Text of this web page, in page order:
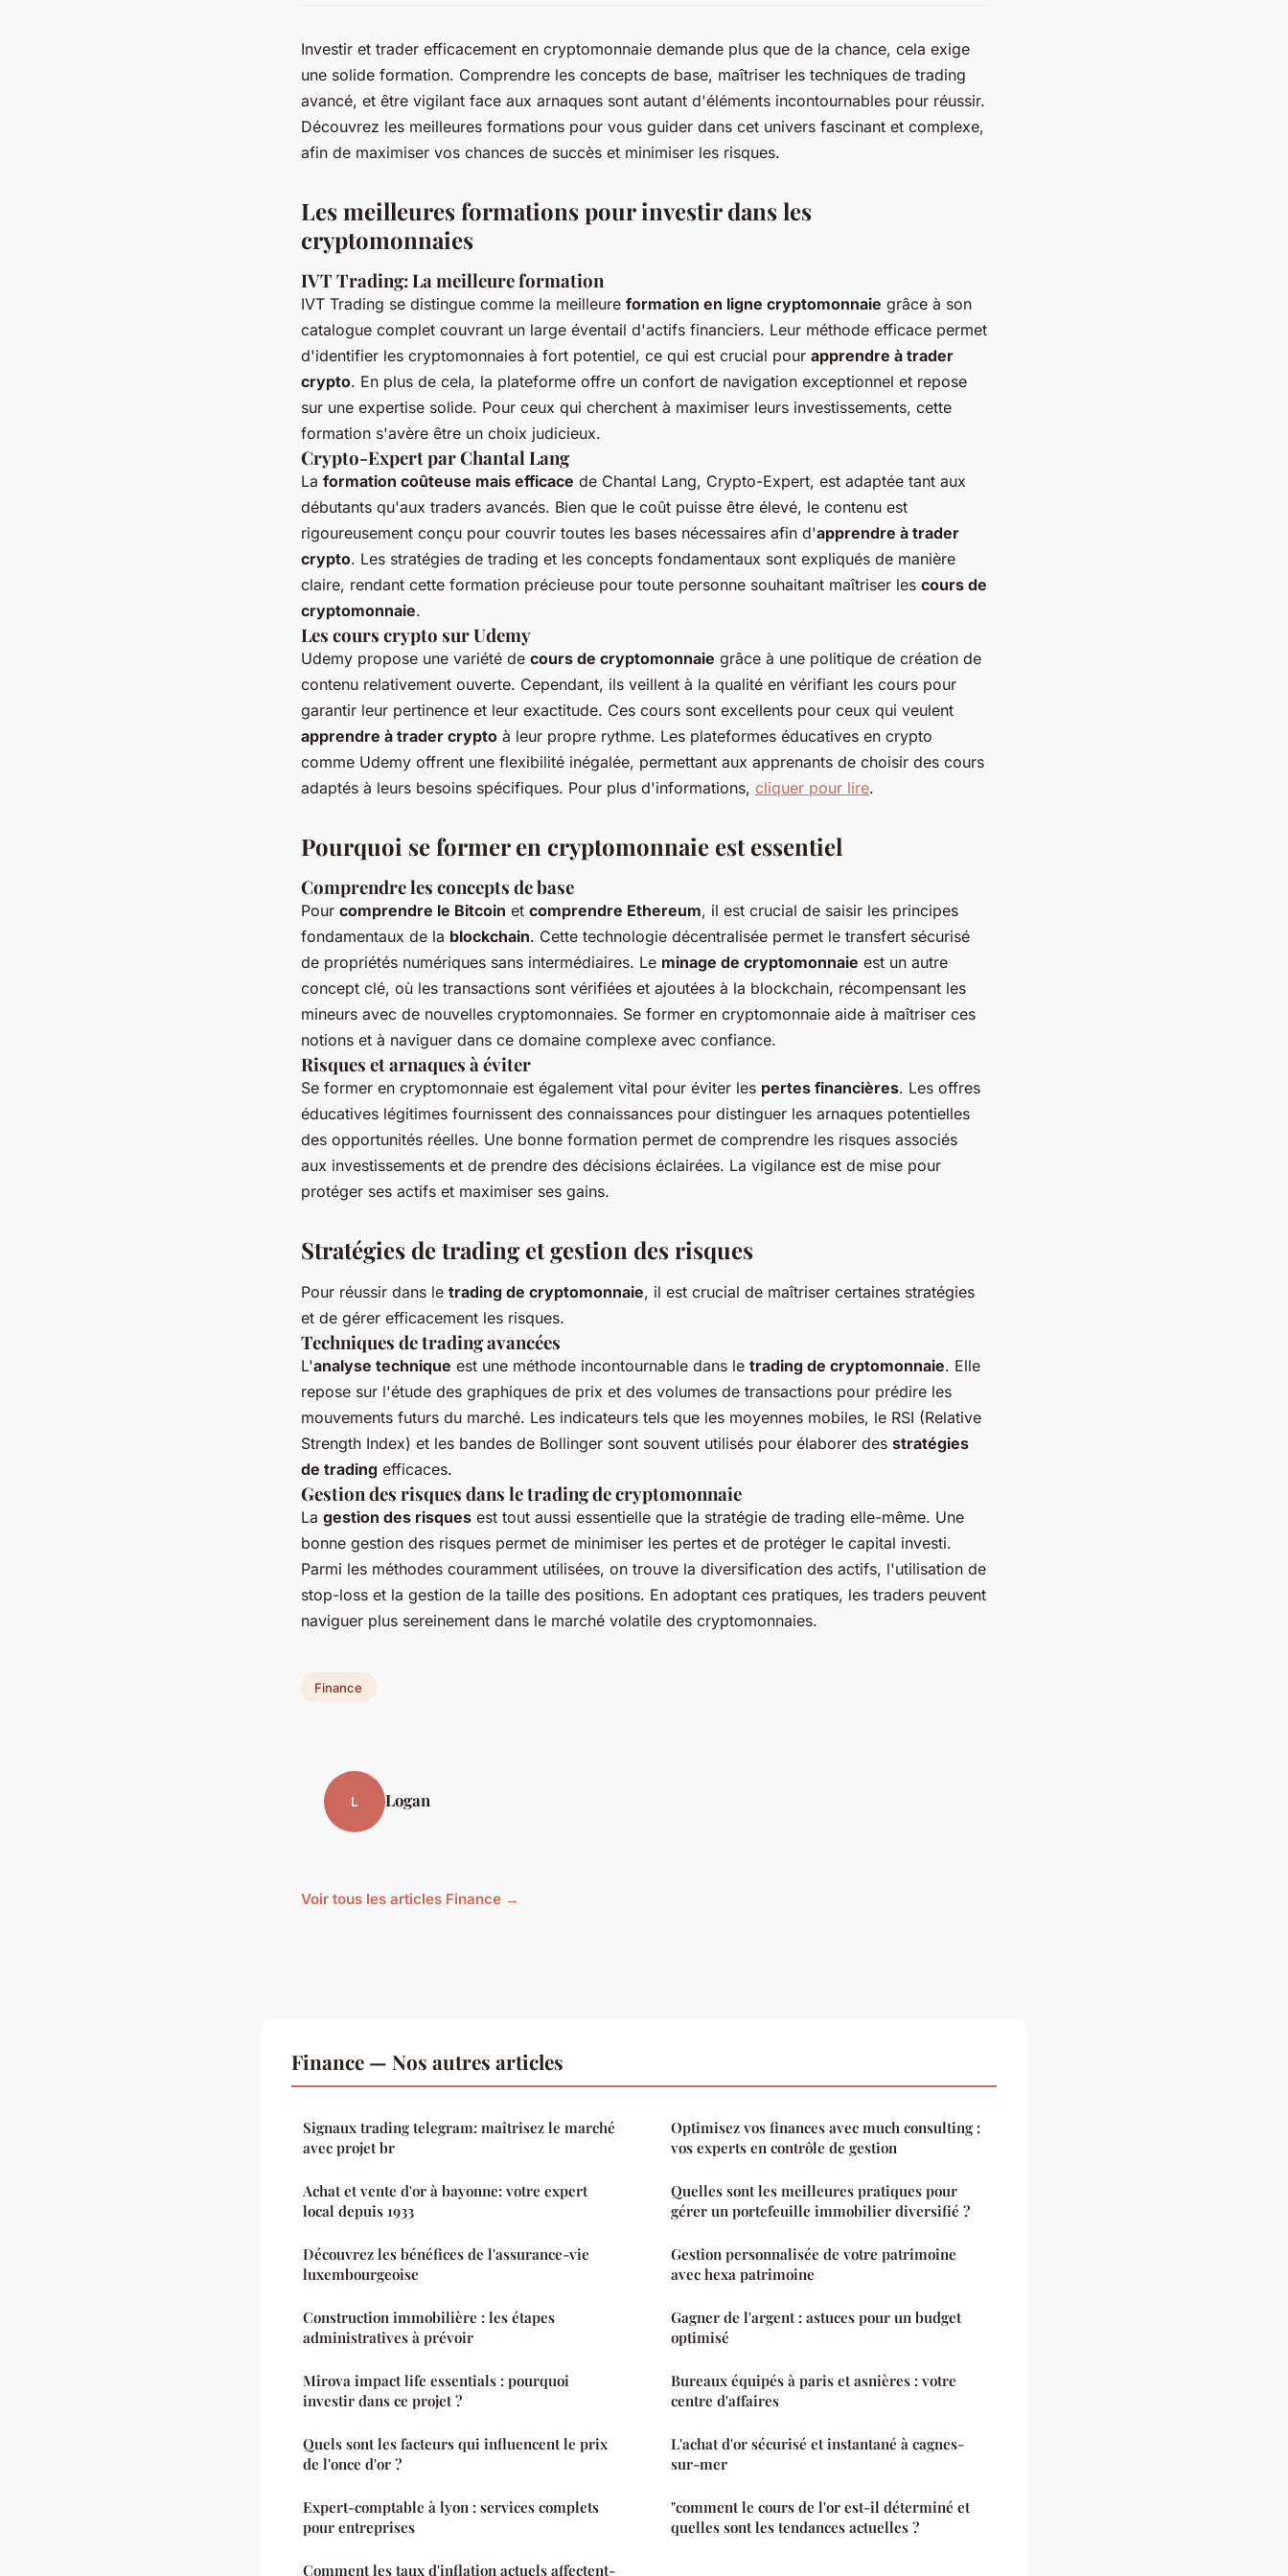
Investir et trader efficacement en cryptomonnaie demande plus que de la chance, cela exige
une solide formation. Comprendre les concepts de base, maîtriser les techniques de trading
avancé, et être vigilant face aux arnaques sont autant d'éléments incontournables pour réussir.
Découvrez les meilleures formations pour vous guider dans cet univers fascinant et complexe,
afin de maximiser vos chances de succès et minimiser les risques.
Les meilleures formations pour investir dans les
cryptomonnaies
IVT Trading: La meilleure formation
IVT Trading se distingue comme la meilleure formation en ligne cryptomonnaie grâce à son
catalogue complet couvrant un large éventail d'actifs financiers. Leur méthode efficace permet
d'identifier les cryptomonnaies à fort potentiel, ce qui est crucial pour apprendre à trader
crypto. En plus de cela, la plateforme offre un confort de navigation exceptionnel et repose
sur une expertise solide. Pour ceux qui cherchent à maximiser leurs investissements, cette
formation s'avère être un choix judicieux.
Crypto-Expert par Chantal Lang
La formation coûteuse mais efficace de Chantal Lang, Crypto-Expert, est adaptée tant aux
débutants qu'aux traders avancés. Bien que le coût puisse être élevé, le contenu est
rigoureusement conçu pour couvrir toutes les bases nécessaires afin d'apprendre à trader
crypto. Les stratégies de trading et les concepts fondamentaux sont expliqués de manière
claire, rendant cette formation précieuse pour toute personne souhaitant maîtriser les cours de
cryptomonnaie.
Les cours crypto sur Udemy
Udemy propose une variété de cours de cryptomonnaie grâce à une politique de création de
contenu relativement ouverte. Cependant, ils veillent à la qualité en vérifiant les cours pour
garantir leur pertinence et leur exactitude. Ces cours sont excellents pour ceux qui veulent
apprendre à trader crypto à leur propre rythme. Les plateformes éducatives en crypto
comme Udemy offrent une flexibilité inégalée, permettant aux apprenants de choisir des cours
adaptés à leurs besoins spécifiques. Pour plus d'informations, cliquer pour lire.
Pourquoi se former en cryptomonnaie est essentiel
Comprendre les concepts de base
Pour comprendre le Bitcoin et comprendre Ethereum, il est crucial de saisir les principes
fondamentaux de la blockchain. Cette technologie décentralisée permet le transfert sécurisé
de propriétés numériques sans intermédiaires. Le minage de cryptomonnaie est un autre
concept clé, où les transactions sont vérifiées et ajoutées à la blockchain, récompensant les
mineurs avec de nouvelles cryptomonnaies. Se former en cryptomonnaie aide à maîtriser ces
notions et à naviguer dans ce domaine complexe avec confiance.
Risques et arnaques à éviter
Se former en cryptomonnaie est également vital pour éviter les pertes financières. Les offres
éducatives légitimes fournissent des connaissances pour distinguer les arnaques potentielles
des opportunités réelles. Une bonne formation permet de comprendre les risques associés
aux investissements et de prendre des décisions éclairées. La vigilance est de mise pour
protéger ses actifs et maximiser ses gains.
Stratégies de trading et gestion des risques
Pour réussir dans le trading de cryptomonnaie, il est crucial de maîtriser certaines stratégies
et de gérer efficacement les risques.
Techniques de trading avancées
L'analyse technique est une méthode incontournable dans le trading de cryptomonnaie. Elle
repose sur l'étude des graphiques de prix et des volumes de transactions pour prédire les
mouvements futurs du marché. Les indicateurs tels que les moyennes mobiles, le RSI (Relative
Strength Index) et les bandes de Bollinger sont souvent utilisés pour élaborer des stratégies
de trading efficaces.
Gestion des risques dans le trading de cryptomonnaie
La gestion des risques est tout aussi essentielle que la stratégie de trading elle-même. Une
bonne gestion des risques permet de minimiser les pertes et de protéger le capital investi.
Parmi les méthodes couramment utilisées, on trouve la diversification des actifs, l'utilisation de
stop-loss et la gestion de la taille des positions. En adoptant ces pratiques, les traders peuvent
naviguer plus sereinement dans le marché volatile des cryptomonnaies.
Finance
L Logan
Voir tous les articles Finance →
Finance — Nos autres articles
Signaux trading telegram: maîtrisez le marché
avec projet br
Achat et vente d'or à bayonne: votre expert
local depuis 1933
Découvrez les bénéfices de l'assurance-vie
luxembourgeoise
Construction immobilière : les étapes
administratives à prévoir
Mirova impact life essentials : pourquoi
investir dans ce projet ?
Quels sont les facteurs qui influencent le prix
de l'once d'or ?
Expert-comptable à lyon : services complets
pour entreprises
Comment les taux d'inflation actuels affectent-
Optimisez vos finances avec much consulting :
vos experts en contrôle de gestion
Quelles sont les meilleures pratiques pour
gérer un portefeuille immobilier diversifié ?
Gestion personnalisée de votre patrimoine
avec hexa patrimoine
Gagner de l'argent : astuces pour un budget
optimisé
Bureaux équipés à paris et asnières : votre
centre d'affaires
L'achat d'or sécurisé et instantané à cagnes-
sur-mer
"comment le cours de l'or est-il déterminé et
quelles sont les tendances actuelles ?